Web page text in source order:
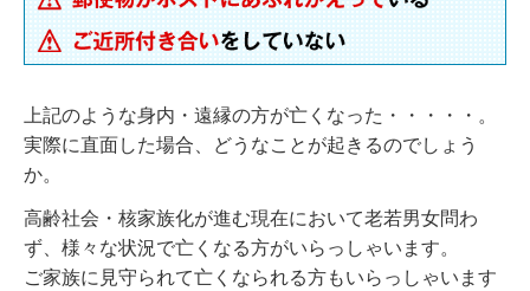
上記のような身内・遠縁の方が亡くなった・・・・・。
実際に直面した場合、どうなことが起きるのでしょう
か。
高齢社会・核家族化が進む現在において老若男女問わ
ず、様々な状況で亡くなる方がいらっしゃいます。
ご家族に見守られて亡くなられる方もいらっしゃいます